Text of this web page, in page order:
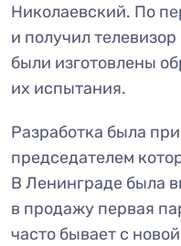
Николаевский. По
и получил
были изготовлены
их испытания.
Разработка была
председателем
В Ленинграде была
в продажу первая
часто бывает с